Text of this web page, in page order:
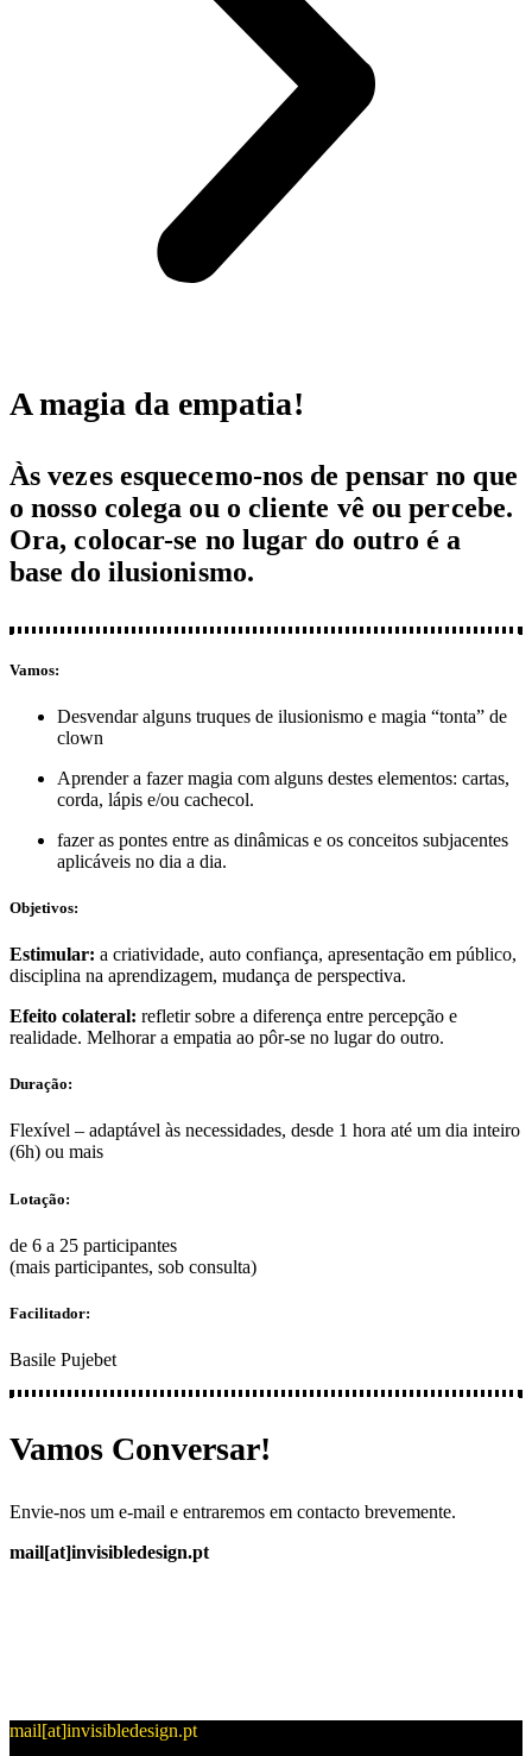
A magia da empatia!
Às vezes esquecemo-nos de pensar no que
o nosso colega ou o cliente vê ou percebe.
Ora, colocar-se no lugar do outro é a
base do ilusionismo.
Vamos:​
Desvendar alguns truques de ilusionismo e magia “tonta” de
clown
Aprender a fazer magia com alguns destes elementos: cartas,
corda, lápis e/ou cachecol.
fazer as pontes entre as dinâmicas e os conceitos subjacentes
aplicáveis no dia a dia.
Objetivos:
Estimular: a criatividade, auto confiança, apresentação em público,
disciplina na aprendizagem, mudança de perspectiva.
Efeito colateral: refletir sobre a diferença entre percepção e
realidade. Melhorar a empatia ao pôr-se no lugar do outro.
Duração:​
Flexível – adaptável às necessidades, desde 1 hora até um dia inteiro
(6h) ou mais
Lotação:​
de 6 a 25 participantes
(mais participantes, sob consulta)
Facilitador:
Basile Pujebet
Vamos Conversar!
Envie-nos um e-mail e entraremos em contacto brevemente.
mail[at]invisibledesign.pt
mail[at]invisibledesign.pt